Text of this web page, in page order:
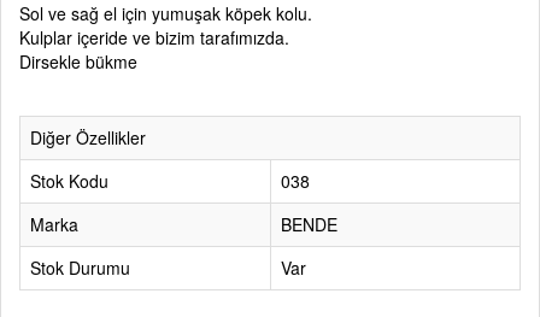
Sol ve sağ el için yumuşak köpek kolu.
Kulplar içeride ve bizim tarafımızda.
Dirsekle bükme
Diğer Özellikler
Stok Kodu
038
Marka
BENDE
Stok Durumu
Var